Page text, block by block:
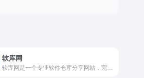
软库网